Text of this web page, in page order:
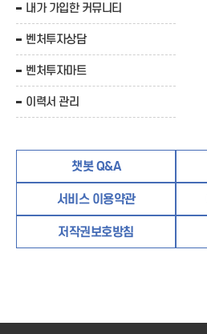
내가 가입한 커뮤니티
벤처투자상담
벤처투자마트
이력서 관리
챗봇 Q&A
서비스 이용약관
저작권보호방침